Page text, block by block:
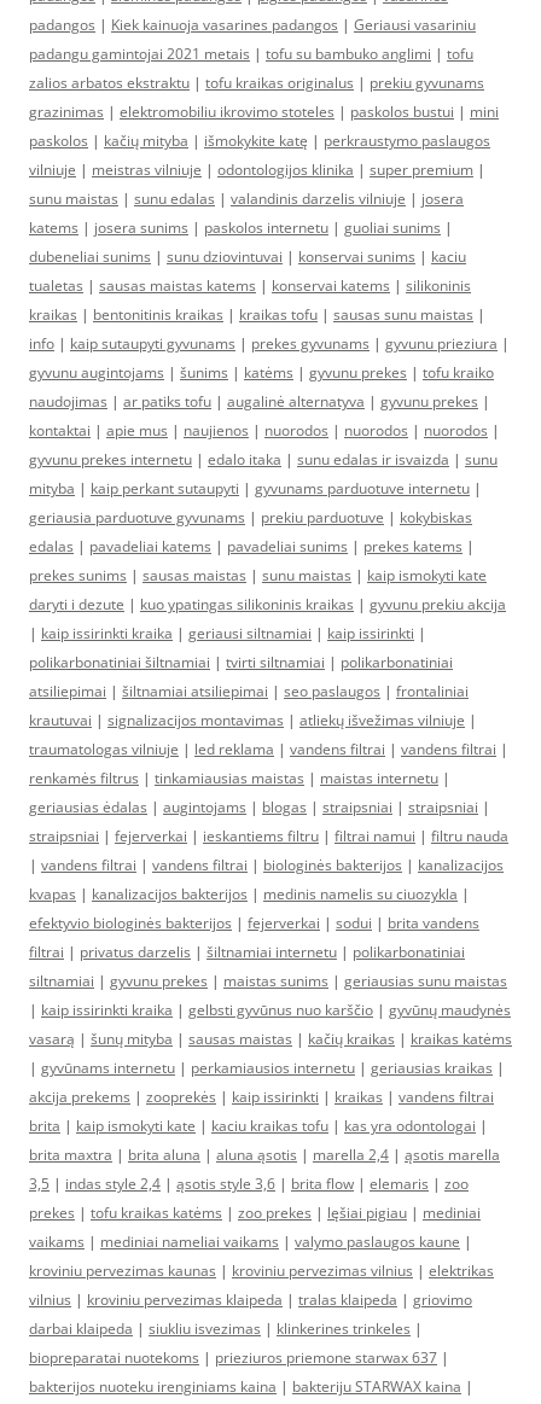
padangos | Kiek kainuoja vasarines padangos | Geriausi vasariniu
padangu gamintojai 2021 metais | tofu su bambuko anglimi | tofu
zalios arbatos ekstraktu | tofu kraikas originalus | prekiu gyvunams
grazinimas | elektromobiliu ikrovimo stoteles | paskolos bustui | mini
paskolos | kačių mityba | išmokykite katę | perkraustymo paslaugos
vilniuje | meistras vilniuje | odontologijos klinika | super premium |
sunu maistas | sunu edalas | valandinis darzelis vilniuje | josera
katems | josera sunims | paskolos internetu | guoliai sunims |
dubeneliai sunims | sunu dziovintuvai | konservai sunims | kaciu
tualetas | sausas maistas katems | konservai katems | silikoninis
kraikas | bentonitinis kraikas | kraikas tofu | sausas sunu maistas |
info | kaip sutaupyti gyvunams | prekes gyvunams | gyvunu prieziura |
gyvunu augintojams | šunims | katėms | gyvunu prekes | tofu kraiko
naudojimas | ar patiks tofu | augalinė alternatyva | gyvunu prekes |
kontaktai | apie mus | naujienos | nuorodos | nuorodos | nuorodos |
gyvunu prekes internetu | edalo itaka | sunu edalas ir isvaizda | sunu
mityba | kaip perkant sutaupyti | gyvunams parduotuve internetu |
geriausia parduotuve gyvunams | prekiu parduotuve | kokybiskas
edalas | pavadeliai katems | pavadeliai sunims | prekes katems |
prekes sunims | sausas maistas | sunu maistas | kaip ismokyti kate
daryti i dezute | kuo ypatingas silikoninis kraikas | gyvunu prekiu akcija
| kaip issirinkti kraika | geriausi siltnamiai | kaip issirinkti |
polikarbonatiniai šiltnamiai | tvirti siltnamiai | polikarbonatiniai
atsiliepimai | šiltnamiai atsiliepimai | seo paslaugos | frontaliniai
krautuvai | signalizacijos montavimas | atliekų išvežimas vilniuje |
traumatologas vilniuje | led reklama | vandens filtrai | vandens filtrai |
renkamės filtrus | tinkamiausias maistas | maistas internetu |
geriausias ėdalas | augintojams | blogas | straipsniai | straipsniai |
straipsniai | fejerverkai | ieskantiems filtru | filtrai namui | filtru nauda
| vandens filtrai | vandens filtrai | biologinės bakterijos | kanalizacijos
kvapas | kanalizacijos bakterijos | medinis namelis su ciuozykla |
efektyvio biologinės bakterijos | fejerverkai | sodui | brita vandens
filtrai | privatus darzelis | šiltnamiai internetu | polikarbonatiniai
siltnamiai | gyvunu prekes | maistas sunims | geriausias sunu maistas
| kaip issirinkti kraika | gelbsti gyvūnus nuo karščio | gyvūnų maudynės
vasarą | šunų mityba | sausas maistas | kačių kraikas | kraikas katėms
| gyvūnams internetu | perkamiausios internetu | geriausias kraikas |
akcija prekems | zooprekės | kaip issirinkti | kraikas | vandens filtrai
brita | kaip ismokyti kate | kaciu kraikas tofu | kas yra odontologai |
brita maxtra | brita aluna | aluna ąsotis | marella 2,4 | ąsotis marella
3,5 | indas style 2,4 | ąsotis style 3,6 | brita flow | elemaris | zoo
prekes | tofu kraikas katėms | zoo prekes | lęšiai pigiau | mediniai
vaikams | mediniai nameliai vaikams | valymo paslaugos kaune |
kroviniu pervezimas kaunas | kroviniu pervezimas vilnius | elektrikas
vilnius | kroviniu pervezimas klaipeda | tralas klaipeda | griovimo
darbai klaipeda | siukliu isvezimas | klinkerines trinkeles |
biopreparatai nuotekoms | prieziuros priemone starwax 637 |
bakterijos nuoteku irenginiams kaina | bakteriju STARWAX kaina |